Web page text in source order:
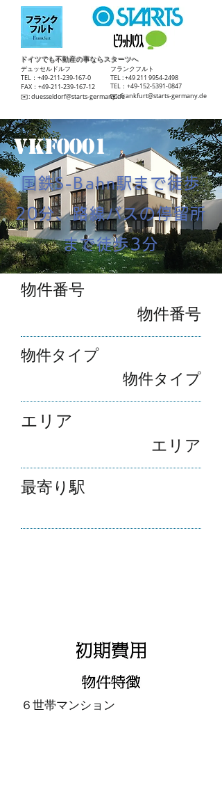
ドイツでも不動産の事ならスターツへ
​フランクフルト
TEL :+49 211 9954-2498
TEL：+49-152-5391-0847
​✉️:frankfurt@starts-germany.de
​デュッセルドルフ
TEL：+49-211-239-167-0
FAX：+49-211-239-167-12
​✉️:duesseldorf@starts-germany.de
VKF0001
国鉄S-Bahn駅まで徒歩
20分、路線バスの停留所
まで徒歩3分
​物件番号
​物件番号
​物件タイプ​
​物件タイプ
エリア
​エリア
最寄り駅
６世帯マンション